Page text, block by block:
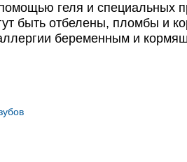
геля и специальных
быть отбелены, пломбы и
беременным и